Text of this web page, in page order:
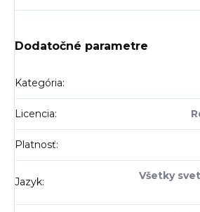
Dodatočné parametre
Kategória:
Licencia:
Platnosť:
Jazyk:
Všetky